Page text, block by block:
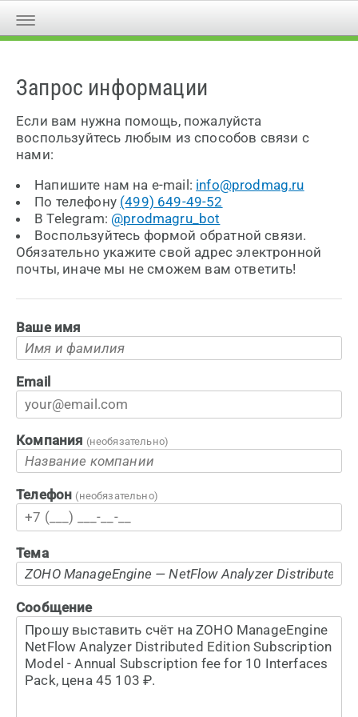
Запрос информации
Если вам нужна помощь, пожалуйста
воспользуйтесь любым из способов связи с
нами:
Напишите нам на e-mail: info@prodmag.ru
По телефону (499) 649-49-52
В Telegram: @prodmagru_bot
Воспользуйтесь формой обратной связи.
Обязательно укажите свой адрес электронной
почты, иначе мы не сможем вам ответить!
Ваше имя
Email
Компания (необязательно)
Телефон (необязательно)
Тема
Сообщение